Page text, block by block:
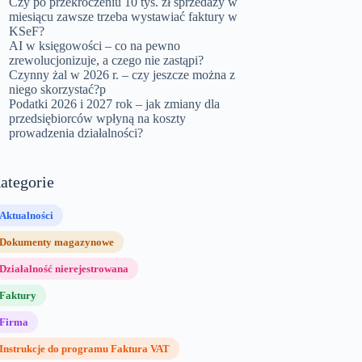
miesiącu zawsze trzeba wystawiać faktury w
KSeF?
AI w księgowości – co na pewno
zrewolucjonizuje, a czego nie zastąpi?
Czynny żal w 2026 r. – czy jeszcze można z
niego skorzystać?p
Podatki 2026 i 2027 rok – jak zmiany dla
przedsiębiorców wpłyną na koszty
prowadzenia działalności?
Aktualności
Dokumenty magazynowe
Działalność nierejestrowana
Faktury
Firma
Instrukcje do programu Faktura VAT